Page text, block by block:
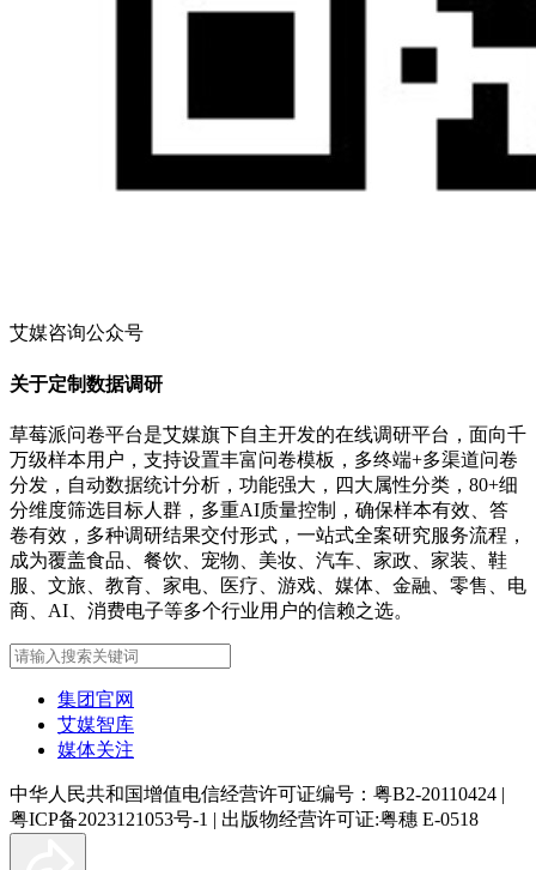
艾媒咨询公众号
关于定制数据调研
草莓派问卷平台是艾媒旗下自主开发的在线调研平台，面向千
万级样本用户，支持设置丰富问卷模板，多终端+多渠道问卷
分发，自动数据统计分析，功能强大，四大属性分类，80+细
分维度筛选目标人群，多重AI质量控制，确保样本有效、答
卷有效，多种调研结果交付形式，一站式全案研究服务流程，
成为覆盖食品、餐饮、宠物、美妆、汽车、家政、家装、鞋
服、文旅、教育、家电、医疗、游戏、媒体、金融、零售、电
商、AI、消费电子等多个行业用户的信赖之选。
集团官网
艾媒智库
媒体关注
中华人民共和国增值电信经营许可证编号：粤B2-20110424 |
粤ICP备2023121053号-1 | 出版物经营许可证:粤穗 E-0518